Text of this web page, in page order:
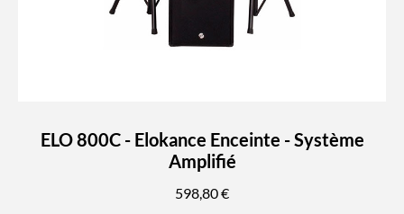
ELO 800C - Elokance Enceinte - Système
Amplifié
598,80 €